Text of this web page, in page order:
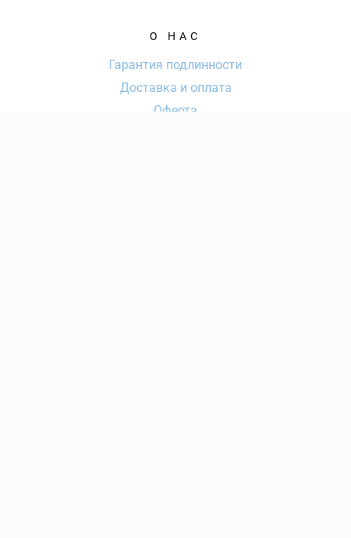
О НАС
Гарантия подлинности
Доставка и оплата
Оферта